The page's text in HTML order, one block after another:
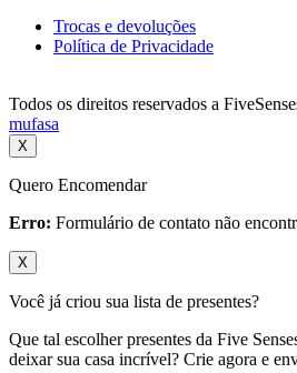
Trocas e devoluções
Política de Privacidade
Todos os direitos reservados a
mufasa
X
Quero Encomendar
Erro: Formulário de contato não
X
Você já criou sua lista de presentes?
Que tal escolher presentes da Five
deixar sua casa incrível? Crie agora e